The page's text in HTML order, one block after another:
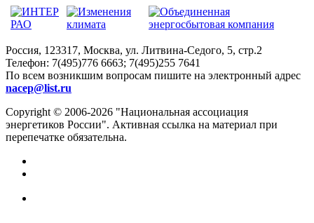
Россия, 123317, Москва, ул. Литвина-Седого, 5, стр.2
Телефон: 7(495)776 6663; 7(495)255 7641
По всем возникшим вопросам пишите на электронный адрес
nacep@list.ru
Copyright © 2006-2026 "Национальная ассоциация
энергетиков России". Активная ссылка на материал при
перепечатке обязательна.